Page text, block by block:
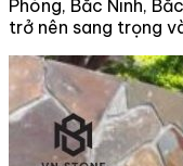
Phòng, Bắc Ninh,
trở nên sang trọng